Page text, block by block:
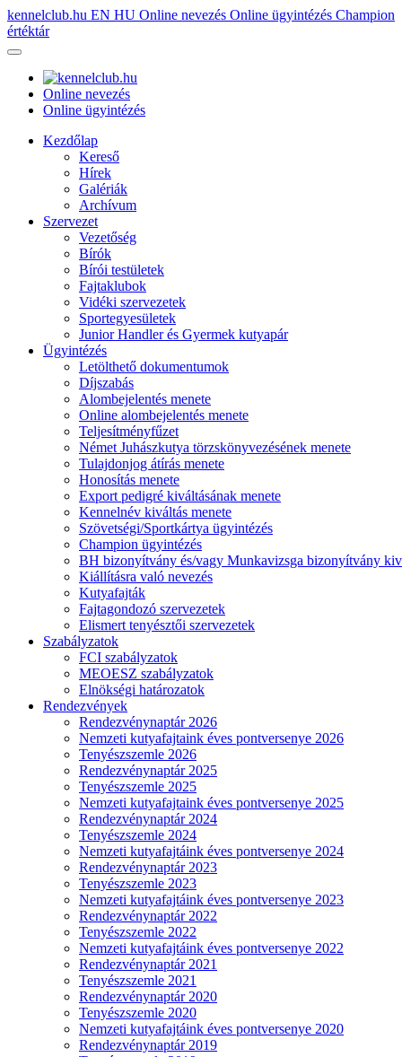
kennelclub.hu EN HU Online nevezés Online ügyintézés Champion
értéktár
Online nevezés
Online ügyintézés
Kezdőlap
Kereső
Hírek
Galériák
Archívum
Szervezet
Vezetőség
Bírók
Bírói testületek
Fajtaklubok
Vidéki szervezetek
Sportegyesületek
Junior Handler és Gyermek kutyapár
Ügyintézés
Letölthető dokumentumok
Díjszabás
Alombejelentés menete
Online alombejelentés menete
Teljesítményfűzet
Német Juhászkutya törzskönyvezésének menete
Tulajdonjog átírás menete
Honosítás menete
Export pedigré kiváltásának menete
Kennelnév kiváltás menete
Szövetségi/Sportkártya ügyintézés
Champion ügyintézés
BH bizonyítvány és/vagy Munkavizsga bizonyítvány
Kiállításra való nevezés
Kutyafajták
Fajtagondozó szervezetek
Elismert tenyésztői szervezetek
Szabályzatok
FCI szabályzatok
MEOESZ szabályzatok
Elnökségi határozatok
Rendezvények
Rendezvénynaptár 2026
Nemzeti kutyafajtaink éves pontversenye 2026
Tenyészszemle 2026
Rendezvénynaptár 2025
Tenyészszemle 2025
Nemzeti kutyafajtaink éves pontversenye 2025
Rendezvénynaptár 2024
Tenyészszemle 2024
Nemzeti kutyafajtáink éves pontversenye 2024
Rendezvénynaptár 2023
Tenyészszemle 2023
Nemzeti kutyafajtáink éves pontversenye 2023
Rendezvénynaptár 2022
Tenyészszemle 2022
Nemzeti kutyafajtáink éves pontversenye 2022
Rendezvénynaptár 2021
Tenyészszemle 2021
Rendezvénynaptár 2020
Tenyészszemle 2020
Nemzeti kutyafajtáink éves pontversenye 2020
Rendezvénynaptár 2019